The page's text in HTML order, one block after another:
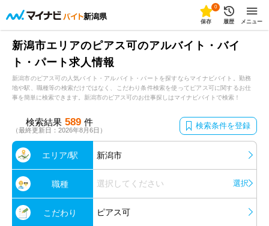
新潟県
0
保存 履歴 メニュー
新潟市エリアのピアス可のアルバイト・バイ
ト・パート求人情報
新潟市のピアス可の人気バイト・アルバイト・パートを探すならマイナビバイト。勤務
地や駅、職種等の検索だけではなく、こだわり条件検索を使ってピアス可に関するお仕
事を簡単に検索できます。新潟市のピアス可のお仕事探しはマイナビバイトで検索！
検索結果 589 件
（最終更新日：2026年8月6日） 検索条件を登録
エリア/駅 新潟市
職種 選択してください 選択
こだわり ピアス可